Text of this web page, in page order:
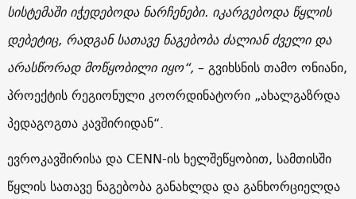
სისტემაში იჭედებოდა ნარჩენები. იკარგებოდა წყლის
დებეტიც, რადგან სათავე ნაგებობა ძალიან ძველი და
არასწორად მოწყობილი იყო“, – გვიხსნის თამო ონიანი,
პროექტის რეგიონული კოორდინატორი „ახალგაზრდა
პედაგოგთა კავშირიდან“.
ევროკავშირისა და CENN-ის ხელშეწყობით, სამთისში
წყლის სათავე ნაგებობა განახლდა და განხორციელდა